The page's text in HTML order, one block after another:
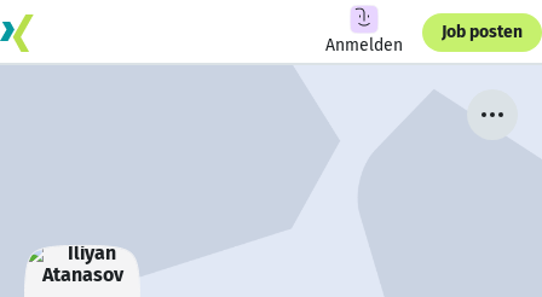
Anmelden
Job posten